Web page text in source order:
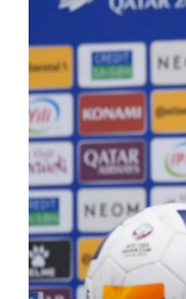
SAINS-TEKNO
KESEHATAN
INTERNASIONAL
SERBA-SERBI